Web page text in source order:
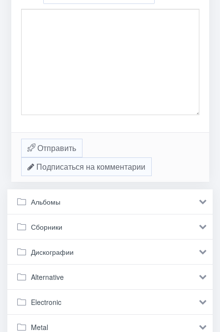
Отправить
Подписаться на комментарии
Альбомы
Сборники
Дискографии
Alternative
Electronic
Metal